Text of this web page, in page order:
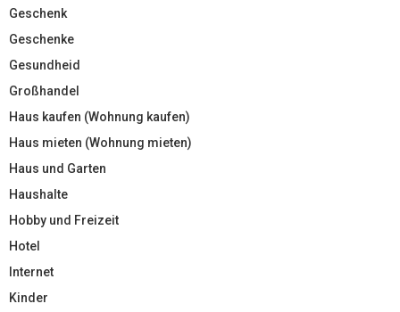
Geschenk
Geschenke
Gesundheid
Großhandel
Haus kaufen (Wohnung kaufen)
Haus mieten (Wohnung mieten)
Haus und Garten
Haushalte
Hobby und Freizeit
Hotel
Internet
Kinder